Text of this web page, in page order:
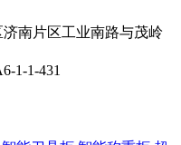
南片区工业南路与茂岭
1-1-431